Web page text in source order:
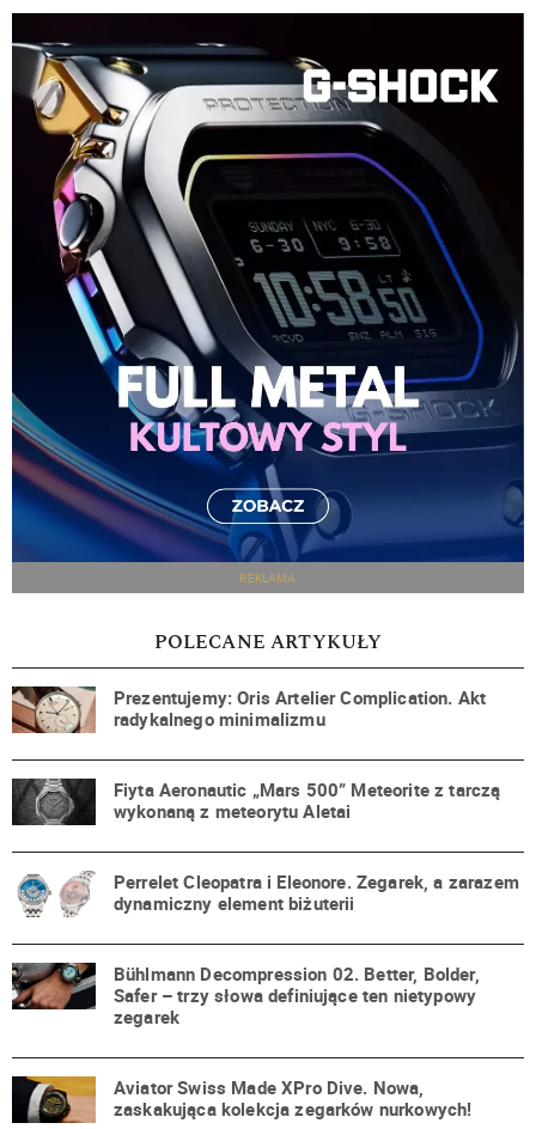
REKLAMA
POLECANE ARTYKUŁY
Prezentujemy: Oris Artelier Complication. Akt
radykalnego minimalizmu
Fiyta Aeronautic „Mars 500” Meteorite z tarczą
wykonaną z meteorytu Aletai
Perrelet Cleopatra i Eleonore. Zegarek, a zarazem
dynamiczny element biżuterii
Bühlmann Decompression 02. Better, Bolder,
Safer – trzy słowa definiujące ten nietypowy
zegarek
Aviator Swiss Made XPro Dive. Nowa,
zaskakująca kolekcja zegarków nurkowych!